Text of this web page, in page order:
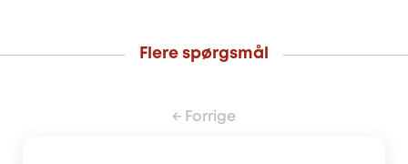
Flere spørgsmål
← Forrige